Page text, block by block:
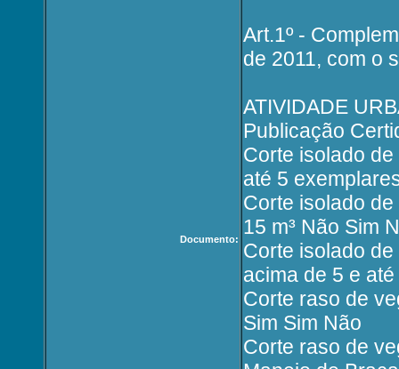
Documento:
Art.1º -
de 2011, com o
ATIVIDADE
Publicação
Corte isolado
até 5
Corte isolado
15 m³ Não Sim
Corte isolado
acima de 5 e
Corte raso de
Sim Sim Não
Corte raso de